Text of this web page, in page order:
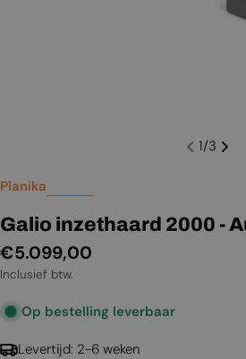
1/3
Planika
Galio inzethaard 2000 -
Normale
prijs
€5.099,00
Inclusief btw.
Op bestelling leverbaar
Levertijd: 2-6 weken